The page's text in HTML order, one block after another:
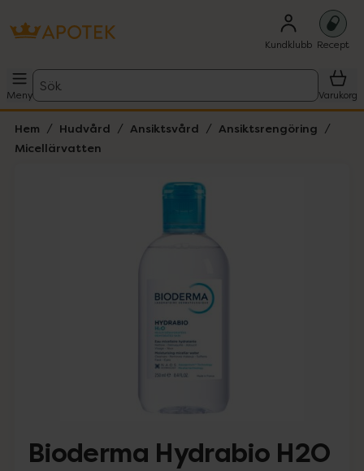
Kundklubb Recept
Meny
Sök
Varukorg
Hem Hudvård Ansiktsvård
Ansiktsrengöring
Micellärvatten
Bioderma Hydrabio H2O